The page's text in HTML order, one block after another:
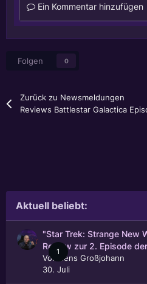
Ein Kommentar hinzufügen
Folgen 0
Zurück zu Newsmeldungen
Reviews Battlestar Galactica
Aktuell beliebt:
1
"Star Trek: Strange New
Review zur 2. Episode
Von
Jens Großjohann
30. Juli